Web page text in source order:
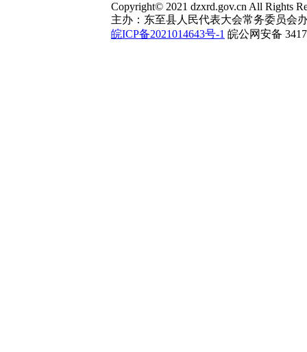
Copyright© 2021 dzxrd.gov.cn All Rights
主办：东至县人民代表大会常务委员会
皖ICP备2021014643号-1 皖公网安备